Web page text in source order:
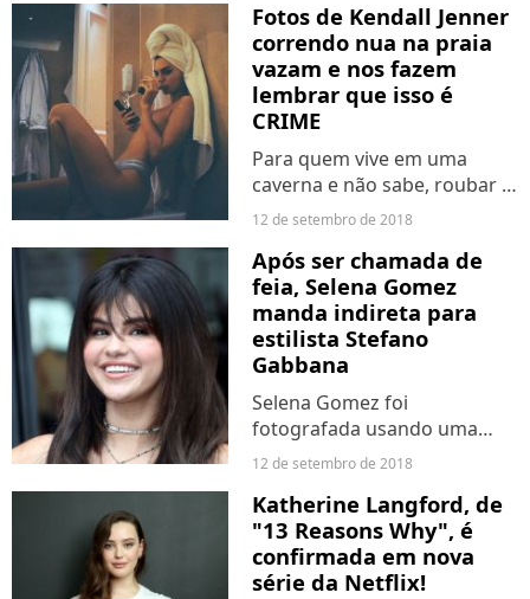
que isso foi um baita desafio
pra galera. Mas a tensão
mesmo ficou para a prova...
Fotos de Kendall Jenner
correndo nua na praia
vazam e nos fazem
lembrar que isso é
CRIME
Para quem vive em uma
caverna e não sabe, roubar e
divulgar fotos particulares de
caso da modelo, as fotos
estariam em um livro do
fotógrafo Russell James,...
12 de setembro de 2018
Após ser chamada de
feia, Selena Gomez
manda indireta para
estilista Stefano
Gabbana
Selena Gomez foi
fotografada usando uma
presilha nos cabelos que
("Feia", em inglês). Os fãs não
perderam tempo e logo
associaram ao episódio em
que o estilista...
12 de setembro de 2018
Katherine Langford, de
"13 Reasons Why", é
confirmada em nova
série da Netflix!